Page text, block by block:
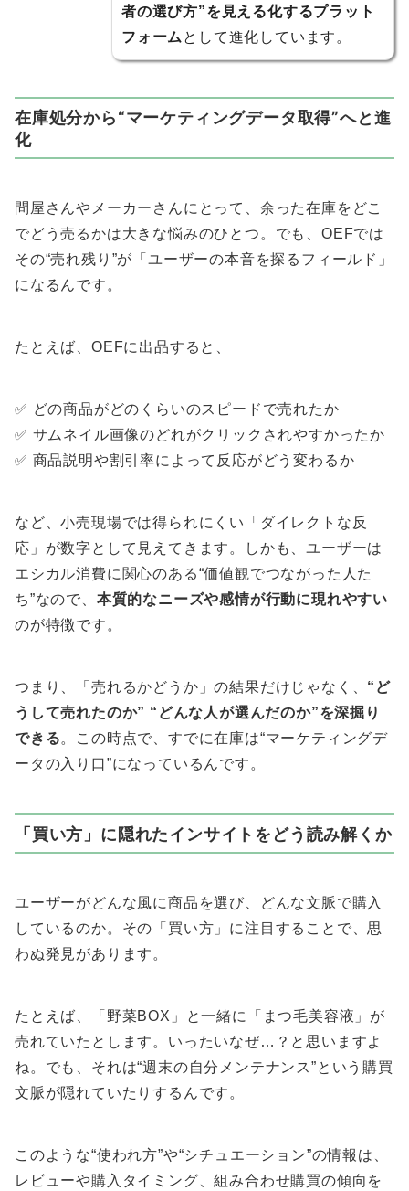
者の選び方”を見える化するプラット
フォーム として進化しています。
在庫処分から“マーケティングデータ取得”へと進
化
問屋さんやメーカーさんにとって、余った在庫をどこ
でどう売るかは大きな悩みのひとつ。でも、OEFでは
その“売れ残り”が「ユーザーの本音を探るフィールド」
になるんです。
たとえば、OEFに出品すると、
✅ どの商品がどのくらいのスピードで売れたか
✅ サムネイル画像のどれがクリックされやすかったか
✅ 商品説明や割引率によって反応がどう変わるか
など、小売現場では得られにくい「ダイレクトな反
応」が数字として見えてきます。しかも、ユーザーは
エシカル消費に関心のある“価値観でつながった人た
ち”なので、 本質的なニーズや感情が行動に現れやすい
のが特徴です。
つまり、「売れるかどうか」の結果だけじゃなく、 “ど
うして売れたのか” “どんな人が選んだのか”を深掘り
できる。この時点で、すでに在庫は“マーケティングデ
ータの入り口”になっているんです。
「買い方」に隠れたインサイトをどう読み解くか
ユーザーがどんな風に商品を選び、どんな文脈で購入
しているのか。その「買い方」に注目することで、思
わぬ発見があります。
たとえば、「野菜BOX」と一緒に「まつ毛美容液」が
売れていたとします。いったいなぜ…？と思いますよ
ね。でも、それは“週末の自分メンテナンス”という購買
文脈が隠れていたりするんです。
このような“使われ方”や“シチュエーション”の情報は、
レビューや購入タイミング、組み合わせ購買の傾向を